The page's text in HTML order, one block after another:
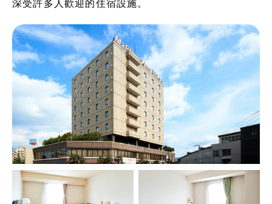
深受許多人歡迎的住宿設施。